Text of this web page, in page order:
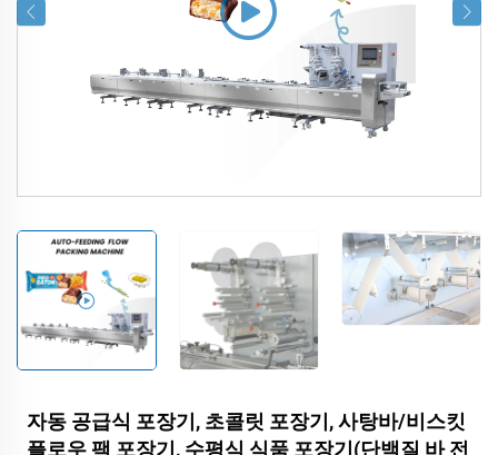
자동 공급식 포장기, 초콜릿 포장기, 사탕바/비스킷
플로우 팩 포장기, 수평식 식품 포장기(단백질 바 전